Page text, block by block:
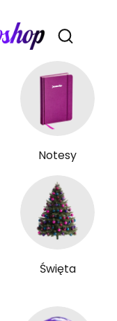
Otwórz
Notesy
Święta